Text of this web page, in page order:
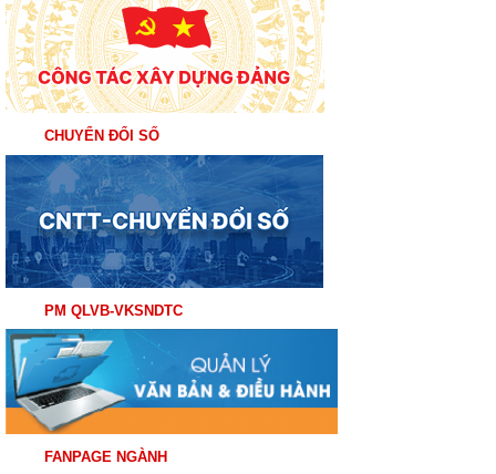
CHUYỂN ĐỔI SỐ
PM QLVB-VKSNDTC
FANPAGE NGÀNH